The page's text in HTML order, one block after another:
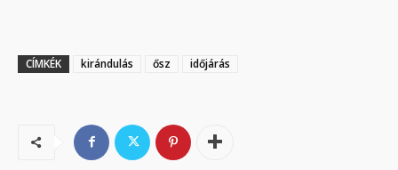
CÍMKÉK kirándulás ősz időjárás